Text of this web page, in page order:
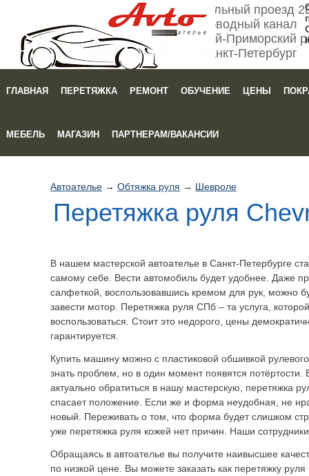
Мебельный проезд
Обводный канал
Кировский-Приморский
Санкт-Петербург
ГЛАВНАЯ ПЕРЕТЯЖКА РЕМОНТ ОБУЧЕНИЕ ЦЕНЫ
МЕБЕЛЬ МАГАЗИН ПАРТНЕРАМ/ВАКАНСИИ
Автоателье → Обтяжка руля → Шевроле
Перетяжка руля
В нашем мастерской автоателье в Санкт-Петербурге
самому себе. Вести автомобиль будет удобнее. Даже
салфеткой, воспользовавшись кремом для рук, можно
завести мотор. Перетяжка руля СПб – та услуга,
воспользоваться. Стоит это недорого, цены
гарантируется.
Купить машину можно с пластиковой обшивкой
знать проблем, но в один момент появятся потёртости.
актуально обратиться в нашу мастерскую, перетяжка
спасает положение. Если же и форма неудобная, не
новый. Переживать о том, что форма будет слишком
уже перетяжка руля кожей нет причин. Наши
Обращаясь в автоателье вы получите наивысшее
по низкой цене. Вы можете заказать как перетяжку